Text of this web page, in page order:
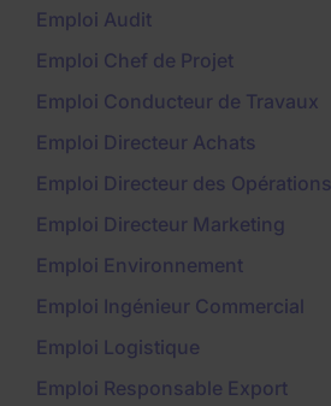
Emploi Audit
Emploi Chef de Projet
Emploi Conducteur de Travaux
Emploi Directeur Achats
Emploi Directeur des Opérations
Emploi Directeur Marketing
Emploi Environnement
Emploi Ingénieur Commercial
Emploi Logistique
Emploi Responsable Export